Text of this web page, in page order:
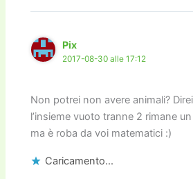
Pix
2017-08-30 alle 17:12
Non potrei non avere animali?
l’insieme vuoto tranne 2 rimane
ma è roba da voi matematici :)
Caricamento...